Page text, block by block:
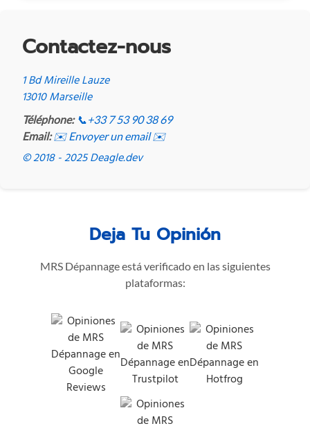
Contactez-nous
1 Bd Mireille Lauze
13010 Marseille
Téléphone: 📞 +33 7 53 90 38 69
Email: ✉️ Envoyer un email ✉️
© 2018 - 2025 Deagle.dev
Deja Tu Opinión
MRS Dépannage está verificado en las siguientes
plataformas: